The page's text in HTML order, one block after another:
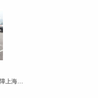
河南洛阳通河农贸城掌门人刘长河：打造十大业态保障上海持续供应